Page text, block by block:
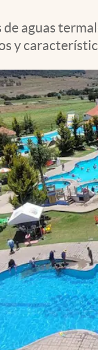
de aguas
y